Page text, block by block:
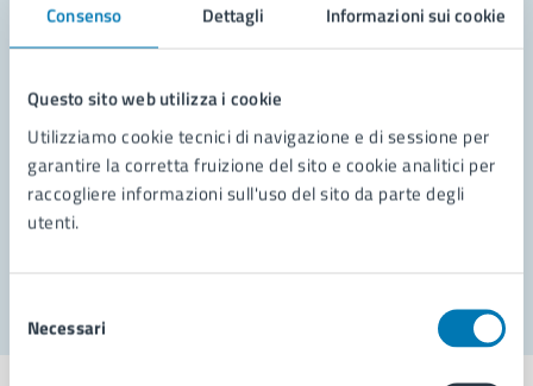
Consenso Dettagli Informazioni sui cookie
Questo sito web utilizza i cookie
Utilizziamo cookie tecnici di navigazione e di sessione per
garantire la corretta fruizione del sito e cookie analitici per
raccogliere informazioni sull'uso del sito da parte degli
utenti.
delNecessari
Leggi le domande frequenti
Richiedi assistenza
Prenota appuntamento
Problemi in città